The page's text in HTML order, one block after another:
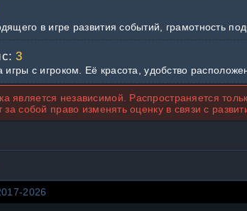
в игре развития событий, грамотность
3
игры с игроком. Её красота, удобство
является независимой. Распространяется
за собой право изменять оценку в связи с
2026